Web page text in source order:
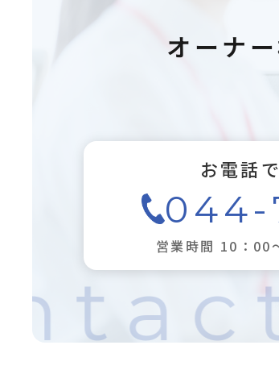
オーナ
お電話
044-
営業時間 10：00